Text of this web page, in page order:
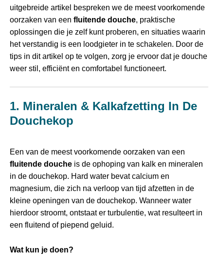
uitgebreide artikel bespreken we de meest voorkomende
oorzaken van een fluitende douche, praktische
oplossingen die je zelf kunt proberen, en situaties waarin
het verstandig is een loodgieter in te schakelen. Door de
tips in dit artikel op te volgen, zorg je ervoor dat je douche
weer stil, efficiënt en comfortabel functioneert.
1. Mineralen & Kalkafzetting In De
Douchekop
Een van de meest voorkomende oorzaken van een
fluitende douche is de ophoping van kalk en mineralen
in de douchekop. Hard water bevat calcium en
magnesium, die zich na verloop van tijd afzetten in de
kleine openingen van de douchekop. Wanneer water
hierdoor stroomt, ontstaat er turbulentie, wat resulteert in
een fluitend of piepend geluid.
Wat kun je doen?